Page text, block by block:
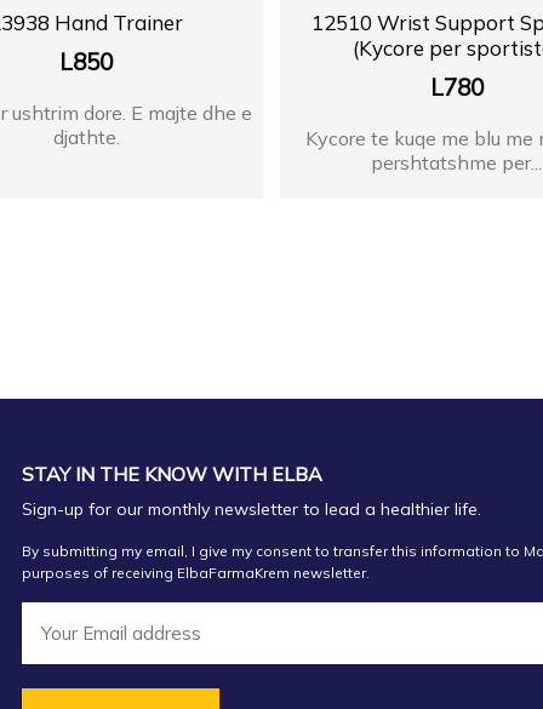
Hand Trainer
L850
ushtrim dore. E majte dhe e
djathte.
12510 Wrist Support
(Kycore per
L780
Kycore te kuqe me blu me
pershtatshme per...
STAY IN THE KNOW WITH ELBA
Sign-up for our monthly newsletter to lead a healthier life.
By submitting my email, I give my consent to transfer this information to
purposes of receiving ElbaFarmaKrem newsletter.